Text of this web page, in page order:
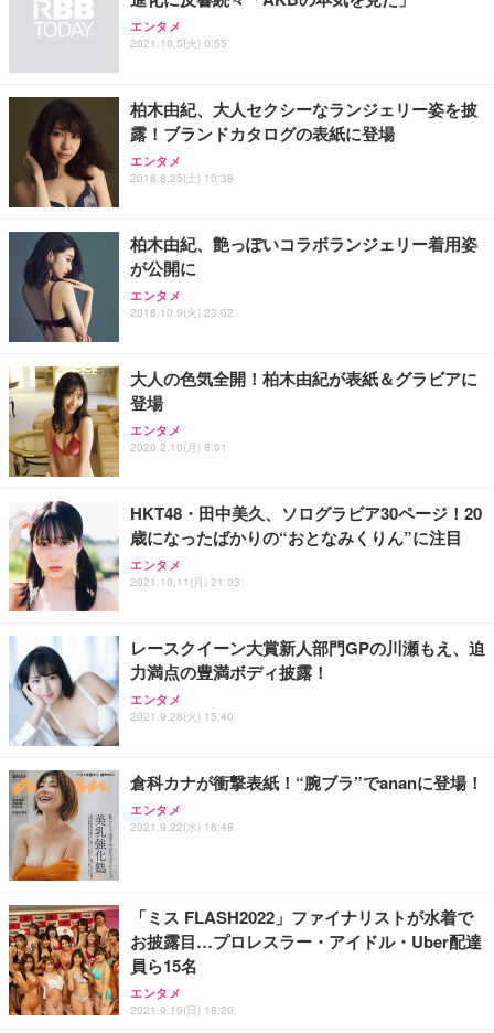
ANDWINT オフィスチェア デスクチェア 肘なし メ
ッシュ 通気性 ランバーサポート付き 腰サポート ガ
ス圧無段階昇降 360度回転 キャスター付き コンパク
【MiniLED/24.5inch/280Hz/FHD】GRAPHT THE S
HOOTER Gaming Monitor 24” Essential ゲーミン
グモニター QD 24.5インチ 1ms FHD 量子ドット 残
アイリスオーヤマ ペットシーツ 超厚型 お徳用 レギ
ュラー 200枚入【Amazon.co.jp限定】
エンタメ
2021.10.5(火) 0:55
柏木由紀、大人セクシーなランジェリー姿を披
露！ブランドカタログの表紙に登場
エンタメ
2018.8.25(土) 10:38
柏木由紀、艶っぽいコラボランジェリー着用姿
が公開に
エンタメ
2018.10.9(火) 23:02
大人の色気全開！柏木由紀が表紙＆グラビアに
登場
エンタメ
2020.2.10(月) 8:01
HKT48・田中美久、ソログラビア30ページ！20
歳になったばかりの“おとなみくりん”に注目
エンタメ
2021.10.11(月) 21:03
レースクイーン大賞新人部門GPの川瀬もえ、迫
力満点の豊満ボディ披露！
エンタメ
2021.9.28(火) 15:40
倉科カナが衝撃表紙！“腕ブラ”でananに登場！
エンタメ
2021.9.22(水) 16:48
「ミス FLASH2022」ファイナリストが水着で
お披露目…プロレスラー・アイドル・Uber配達
員ら15名
エンタメ
2021.9.19(日) 18:20